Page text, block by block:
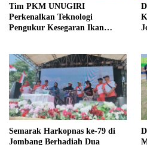
Tim PKM UNUGIRI
Perkenalkan Teknologi
Pengukur Kesegaran Ikan
Semarak Harkopnas ke-79 di
Jombang Berhadiah Dua